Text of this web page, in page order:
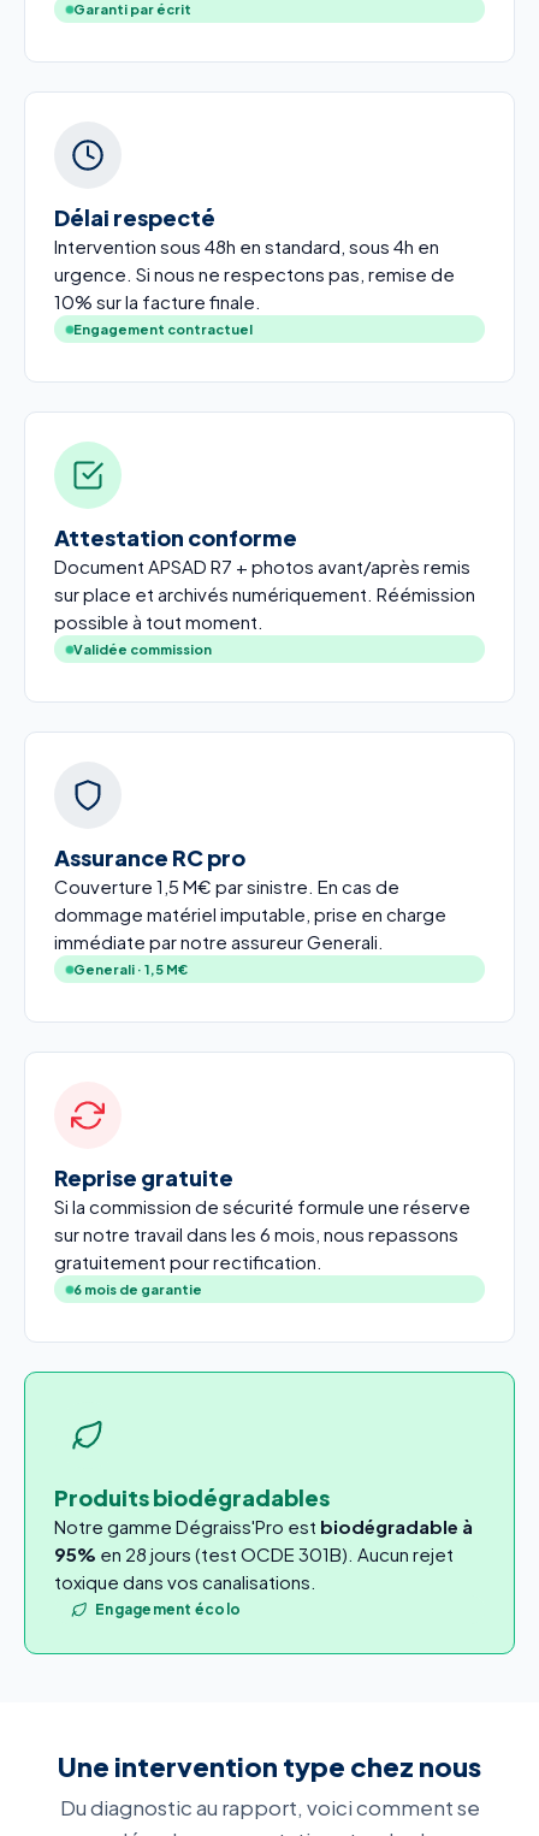
Garanti par écrit
Délai respecté
Intervention sous 48h en standard, sous 4h en
urgence. Si nous ne respectons pas, remise de
10% sur la facture finale.
Engagement contractuel
Attestation conforme
Document APSAD R7 + photos avant/après remis
sur place et archivés numériquement. Réémission
possible à tout moment.
Validée commission
Assurance RC pro
Couverture 1,5 M€ par sinistre. En cas de
dommage matériel imputable, prise en charge
immédiate par notre assureur Generali.
Generali · 1,5 M€
Reprise gratuite
Si la commission de sécurité formule une réserve
sur notre travail dans les 6 mois, nous repassons
gratuitement pour rectification.
6 mois de garantie
Produits biodégradables
Notre gamme Dégraiss'Pro est biodégradable à
95% en 28 jours (test OCDE 301B). Aucun rejet
toxique dans vos canalisations.
Engagement écolo
Une intervention type chez nous
Du diagnostic au rapport, voici comment se